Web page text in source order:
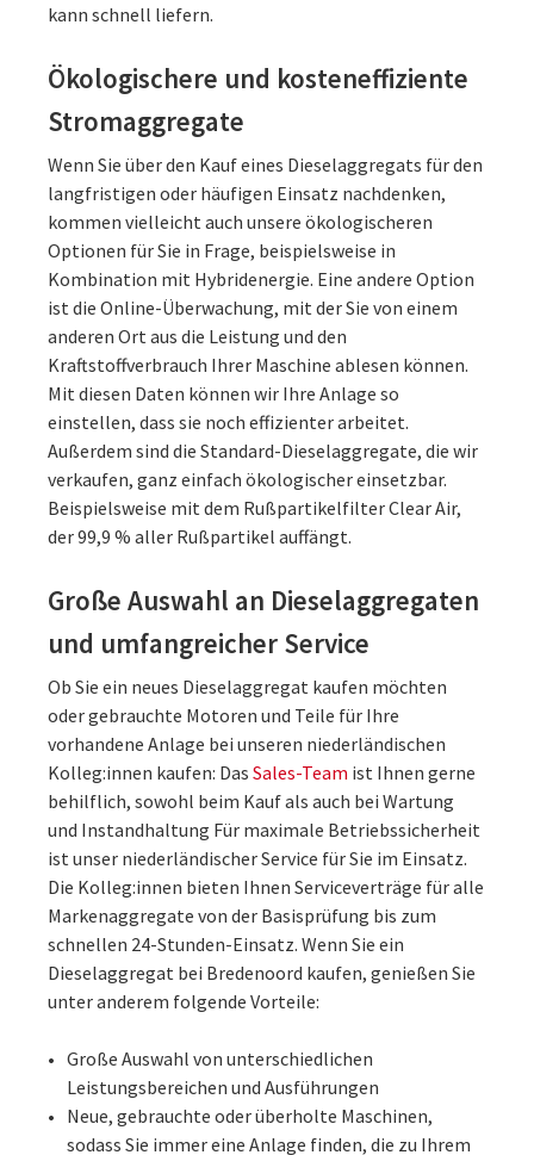
kann schnell liefern.
Ökologischere und kosteneffiziente
Stromaggregate
Wenn Sie über den Kauf eines Dieselaggregats für den
langfristigen oder häufigen Einsatz nachdenken,
kommen vielleicht auch unsere ökologischeren
Optionen für Sie in Frage, beispielsweise in
Kombination mit Hybridenergie. Eine andere Option
ist die Online-Überwachung, mit der Sie von einem
anderen Ort aus die Leistung und den
Kraftstoffverbrauch Ihrer Maschine ablesen können.
Mit diesen Daten können wir Ihre Anlage so
einstellen, dass sie noch effizienter arbeitet.
Außerdem sind die Standard-Dieselaggregate, die wir
verkaufen, ganz einfach ökologischer einsetzbar.
Beispielsweise mit dem Rußpartikelfilter Clear Air,
der 99,9 % aller Rußpartikel auffängt.
Große Auswahl an Dieselaggregaten
und umfangreicher Service
Ob Sie ein neues Dieselaggregat kaufen möchten
oder gebrauchte Motoren und Teile für Ihre
vorhandene Anlage bei unseren niederländischen
Kolleg:innen kaufen: Das Sales-Team ist Ihnen gerne
behilflich, sowohl beim Kauf als auch bei Wartung
und Instandhaltung Für maximale Betriebssicherheit
ist unser niederländischer Service für Sie im Einsatz.
Die Kolleg:innen bieten Ihnen Serviceverträge für alle
Markenaggregate von der Basisprüfung bis zum
schnellen 24-Stunden-Einsatz. Wenn Sie ein
Dieselaggregat bei Bredenoord kaufen, genießen Sie
unter anderem folgende Vorteile:
Große Auswahl von unterschiedlichen
Leistungsbereichen und Ausführungen
Neue, gebrauchte oder überholte Maschinen,
sodass Sie immer eine Anlage finden, die zu Ihrem